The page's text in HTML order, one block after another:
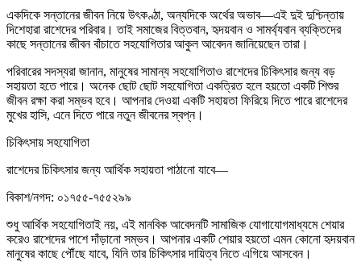
একদিকে সন্তানের জীবন নিয়ে উৎকণ্ঠা, অন্যদিকে অর্থের অভাব—এই দুই দুশ্চিন্তায়
দিশেহারা রাশেদের পরিবার। তাই সমাজের বিত্তবান, হৃদয়বান ও সামর্থ্যবান ব্যক্তিদের
কাছে সন্তানের জীবন বাঁচাতে সহযোগিতার আকুল আবেদন জানিয়েছেন তারা।
পরিবারের সদস্যরা জানান, মানুষের সামান্য সহযোগিতাও রাশেদের চিকিৎসার জন্য বড়
সহায়তা হতে পারে। অনেক ছোট ছোট সহযোগিতা একত্রিত হলে হয়তো একটি শিশুর
জীবন রক্ষা করা সম্ভব হবে। আপনার দেওয়া একটি সহায়তা ফিরিয়ে দিতে পারে রাশেদের
মুখের হাসি, এনে দিতে পারে নতুন জীবনের স্বপ্ন।
চিকিৎসায় সহযোগিতা
রাশেদের চিকিৎসার জন্য আর্থিক সহায়তা পাঠানো যাবে—
বিকাশ/নগদ: ০১৭৫৫-৭৫৫২৯৯
শুধু আর্থিক সহযোগিতাই নয়, এই মানবিক আবেদনটি সামাজিক যোগাযোগমাধ্যমে শেয়ার
করেও রাশেদের পাশে দাঁড়ানো সম্ভব। আপনার একটি শেয়ার হয়তো এমন কোনো হৃদয়বান
মানুষের কাছে পৌঁছে যাবে, যিনি তার চিকিৎসার দায়িত্ব নিতে এগিয়ে আসবেন।